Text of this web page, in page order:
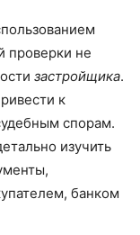
проверки не
застройщика.
к
спорам.
изучить
банком